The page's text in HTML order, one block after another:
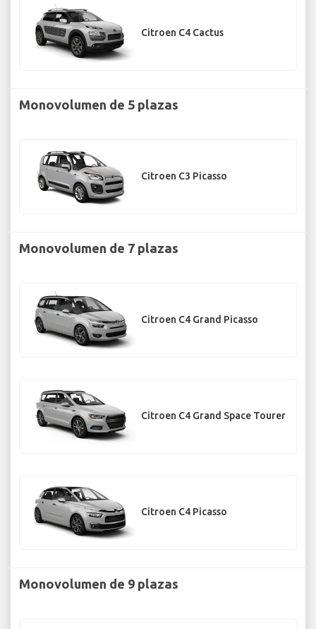
Citroen C4 Cactus
Monovolumen de 5 plazas
Citroen C3 Picasso
Monovolumen de 7 plazas
Citroen C4 Grand Picasso
Citroen C4 Grand Space Tourer
Citroen C4 Picasso
Monovolumen de 9 plazas